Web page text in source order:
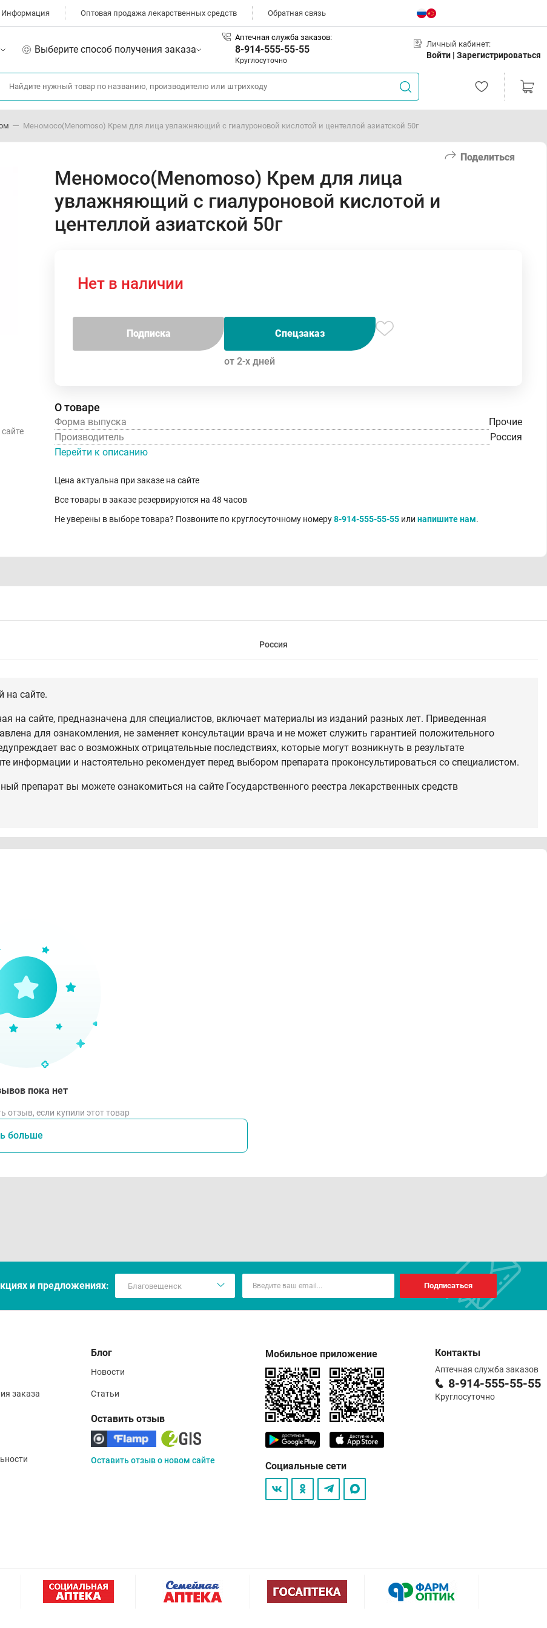
Информация Оптовая продажа лекарственных средств Обратная связь
Выберите способ получения заказа
Аптечная служба заказов:
8-914-555-55-55
Круглосуточно
Личный кабинет:
Войти | Зарегистрироваться
Меномосо(Menomoso) Крем для лица увлажняющий с гиалуроновой кислотой и центеллой азиатской 50г
Поделиться
Меномосо(Menomoso) Крем для лица
увлажняющий с гиалуроновой кислотой и
центеллой азиатской 50г
Нет в наличии
Подписка Спецзаказ
от 2-х дней
О товаре
Форма выпуска
Прочие
Производитель
Россия
Перейти к описанию
Цена актуальна при заказе на сайте
Все товары в заказе резервируются на 48 часов
Не уверены в выборе товара? Позвоните по круглосуточному номеру8-914-555-55-55 или напишите нам.
Россия
на сайте.
на сайте, предназначена для специалистов, включает материалы из изданий разных лет. Приведенная
для ознакомления, не заменяет консультации врача и не может служить гарантией положительного
вас о возможных отрицательные последствиях, которые могут возникнуть в результате
информации и настоятельно рекомендует перед выбором препарата проконсультироваться со специалистом.
препарат вы можете ознакомиться на сайте Государственного реестра лекарственных средств
пока нет
отзыв, если купили этот товар
больше
и предложениях: Подписаться
заказа
Блог
Новости
Статьи
Оставить отзыв
Оставить отзыв о новом сайте
Мобильное приложение
Социальные сети
Контакты
Аптечная служба заказов
8-914-555-55-55
Круглосуточно